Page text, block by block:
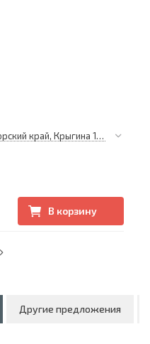
край, Крыгина 105
В корзину
Другие предложения